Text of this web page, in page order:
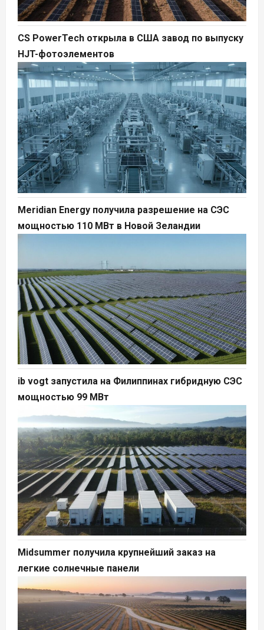
CS PowerTech открыла в США завод по выпуску
HJT-фотоэлементов
Meridian Energy получила разрешение на СЭС
мощностью 110 МВт в Новой Зеландии
ib vogt запустила на Филиппинах гибридную СЭС
мощностью 99 МВт
Midsummer получила крупнейший заказ на
легкие солнечные панели